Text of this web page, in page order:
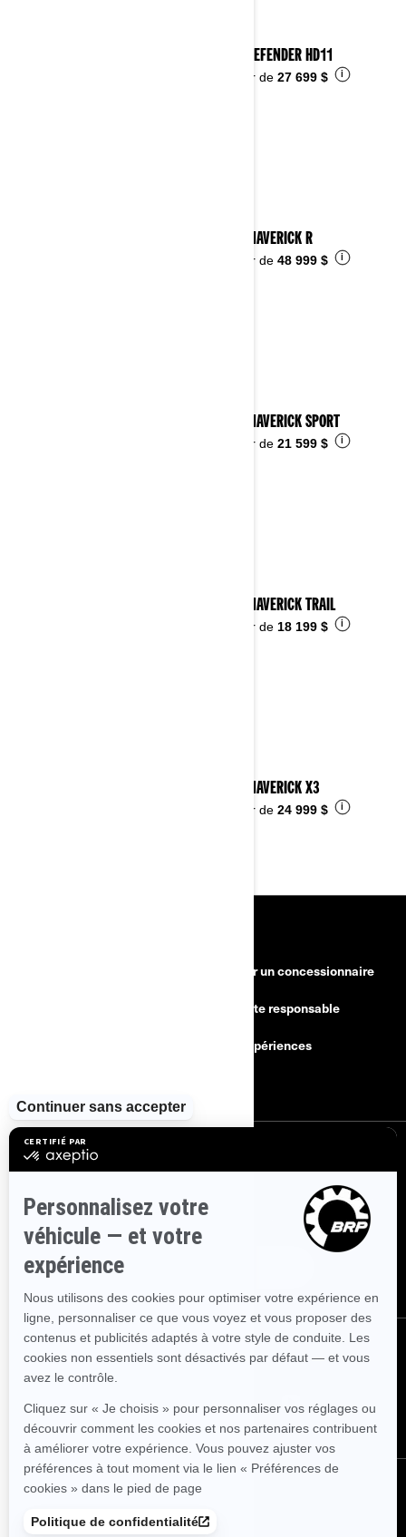
2026 DEFENDER HD11
À partir de 27 699 $ i
2026 MAVERICK R
À partir de 48 999 $ i
2026 MAVERICK SPORT
À partir de 21 599 $ i
2026 MAVERICK TRAIL
À partir de 18 199 $ i
2026 MAVERICK X3
À partir de 24 999 $ i
Devenir un concessionnaire
Conduite responsable
BRP Expériences
Inscrivez-vous à nos courriels. Recevez les dernières nouvelles, les
événements et les offres.
SUIVEZ NOUS